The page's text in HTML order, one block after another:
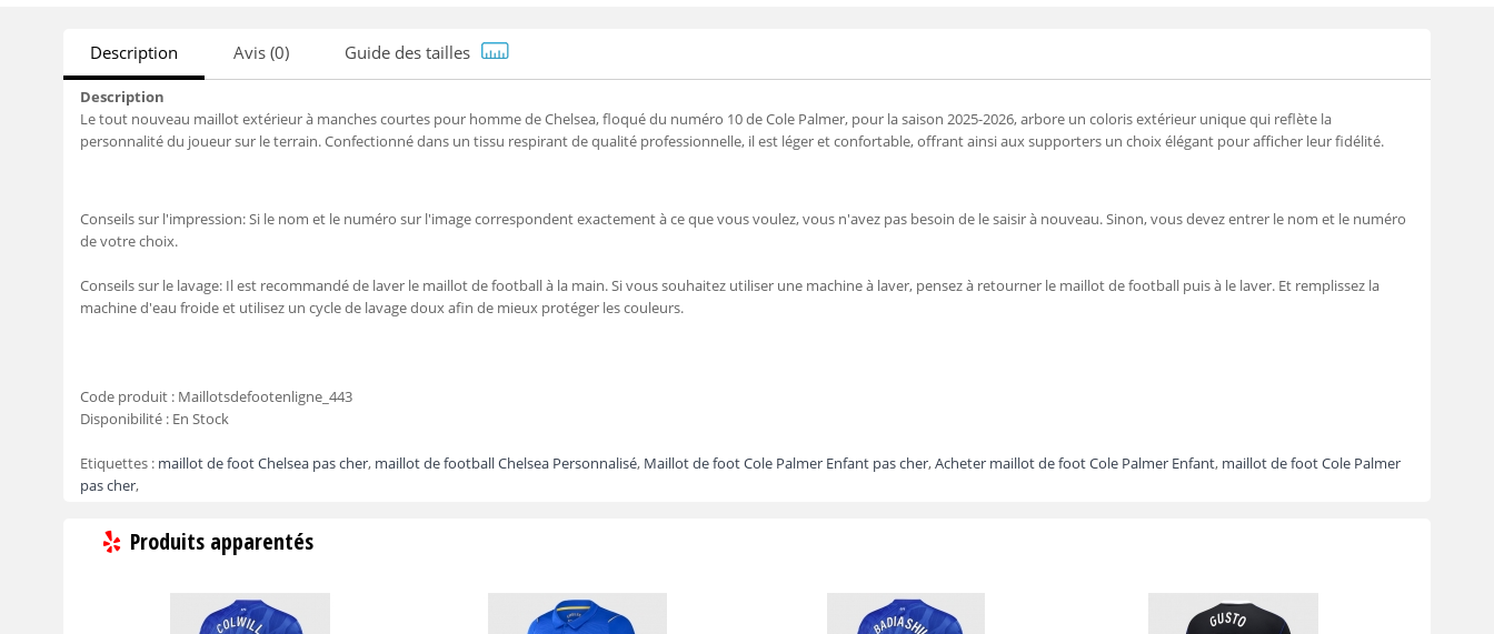
Description Avis (0) Guide des tailles
Description
Le tout nouveau maillot extérieur à manches courtes pour homme de Chelsea, floqué du numéro 10 de Cole Palmer, pour la saison 2025-2026, arbore un coloris extérieur unique qui reflète la
personnalité du joueur sur le terrain. Confectionné dans un tissu respirant de qualité professionnelle, il est léger et confortable, offrant ainsi aux supporters un choix élégant pour afficher leur fidélité.
Conseils sur l'impression: Si le nom et le numéro sur l'image correspondent exactement à ce que vous voulez, vous n'avez pas besoin de le saisir à nouveau. Sinon, vous devez entrer le nom et le numéro
de votre choix.
Conseils sur le lavage: Il est recommandé de laver le maillot de football à la main. Si vous souhaitez utiliser une machine à laver, pensez à retourner le maillot de football puis à le laver. Et remplissez la
machine d'eau froide et utilisez un cycle de lavage doux afin de mieux protéger les couleurs.
Code produit : Maillotsdefootenligne_443
Disponibilité : En Stock
Etiquettes : maillot de foot Chelsea pas cher, maillot de football Chelsea Personnalisé, Maillot de foot Cole Palmer Enfant pas cher,Acheter maillot de foot Cole Palmer Enfant, maillot de foot Cole Palmer
pas cher,
Produits apparentés